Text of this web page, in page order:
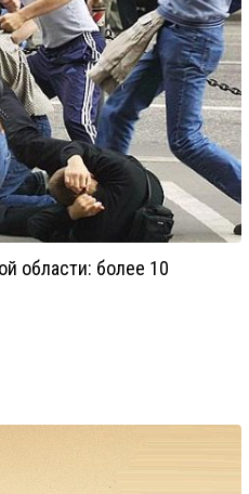
области: более 10